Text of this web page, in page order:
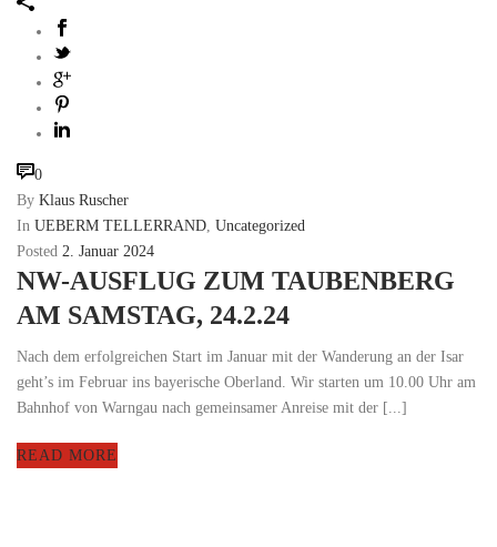
0
By Klaus Ruscher
In UEBERM TELLERRAND Uncategorized
Posted 2. Januar 2024
NW-AUSFLUG ZUM TAUBENBERG
AM SAMSTAG, 24.2.24
Nach dem erfolgreichen Start im Januar mit der Wanderung an der Isar
geht’s im Februar ins bayerische Oberland. Wir starten um 10.00 Uhr am
Bahnhof von Warngau nach gemeinsamer Anreise mit der [...]
READ MORE